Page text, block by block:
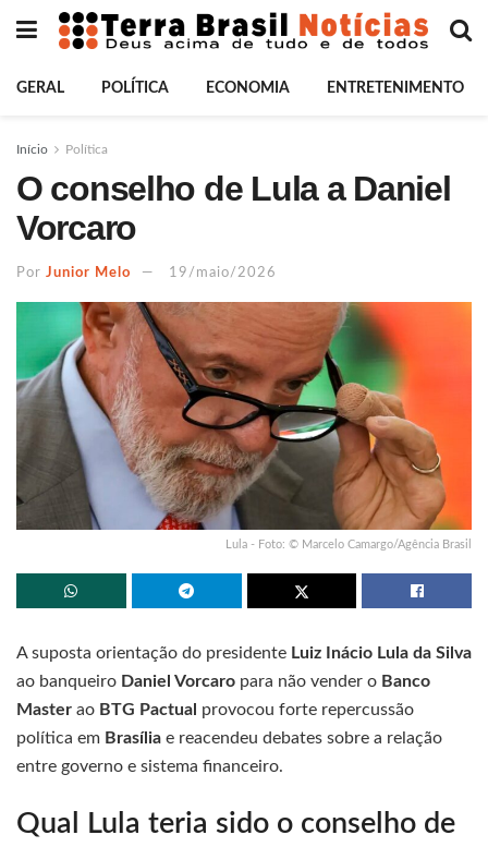
GERAL POLÍTICA ECONOMIA ENTRETENIMENTO
Início Política
O conselho de Lula a Daniel
Vorcaro
Por Junior Melo 19/maio/2026
Lula - Foto: © Marcelo Camargo/Agência Brasil
A suposta orientação do presidente Luiz Inácio Lula da Silva
ao banqueiro Daniel Vorcaro para não vender o Banco
Master ao BTG Pactual provocou forte repercussão
política em Brasília e reacendeu debates sobre a relação
entre governo e sistema financeiro.
Qual Lula teria sido o conselho de